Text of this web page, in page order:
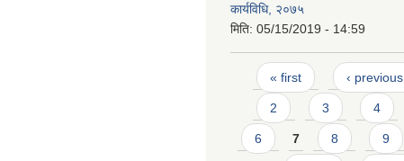
कार्यविधि, २०७५
मिति: 05/15/2019 - 14:59
Pages
« first ‹ previous
2 3 4
6 7 8 9